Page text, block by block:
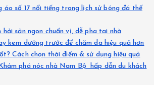
â
n
t
áo số 17 nổi tiếng trong lịch sử bóng đá thế
hải sản ngon chuẩn vị, dễ pha tại nhà
kem dưỡng trước để chăm da hiệu quả hơn
Cách chọn thời điểm & sử dụng hiệu quả
phá nóc nhà Nam Bộ hấp dẫn du khách